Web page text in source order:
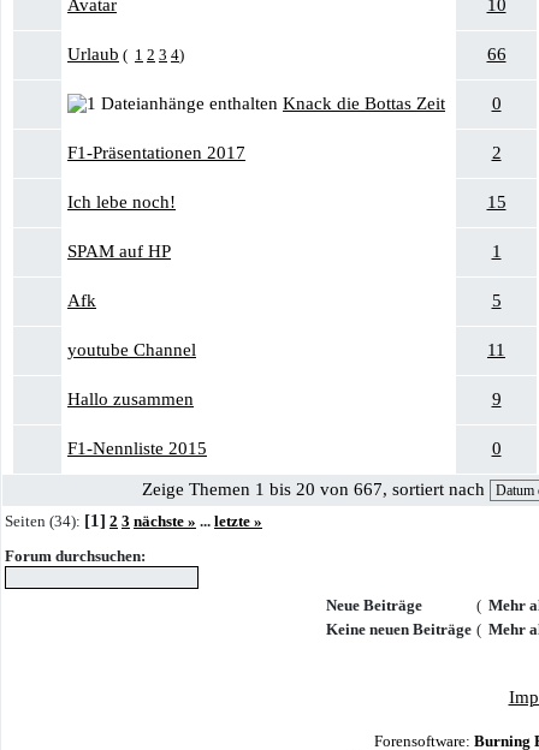
Avatar 10
Urlaub ( 1 2 3 4) 66
Knack die Bottas Zeit 0
F1-Präsentationen 2017 2
Ich lebe noch! 15
SPAM auf HP 1
Afk 5
youtube Channel 11
Hallo zusammen 9
F1-Nennliste 2015 0
Zeige Themen 1 bis 20 von 667, sortiert nach
Seiten (34): [1] 2 3 nächste » ... letzte »
Forum durchsuchen:
Neue Beiträge ( Mehr
Keine neuen Beiträge ( Mehr
Forensoftware: Burning